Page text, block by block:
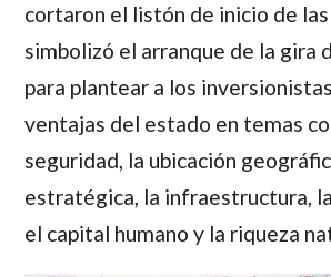
cortaron el listón de inicio de
simbolizó el arranque de la gira
para plantear a los
ventajas del estado en temas
seguridad, la ubicación
estratégica, la infraestructura,
el capital humano y la riqueza